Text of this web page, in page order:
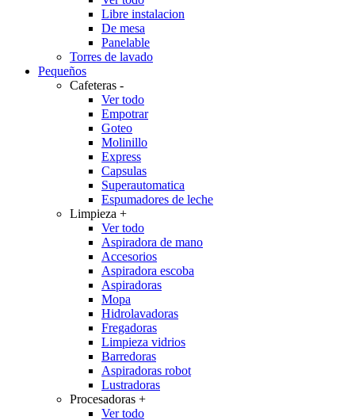
Libre instalacion
De mesa
Panelable
Torres de lavado
Pequeños
Cafeteras -
Ver todo
Empotrar
Goteo
Molinillo
Express
Capsulas
Superautomatica
Espumadores de leche
Limpieza +
Ver todo
Aspiradora de mano
Accesorios
Aspiradora escoba
Aspiradoras
Mopa
Hidrolavadoras
Fregadoras
Limpieza vidrios
Barredoras
Aspiradoras robot
Lustradoras
Procesadoras +
Ver todo